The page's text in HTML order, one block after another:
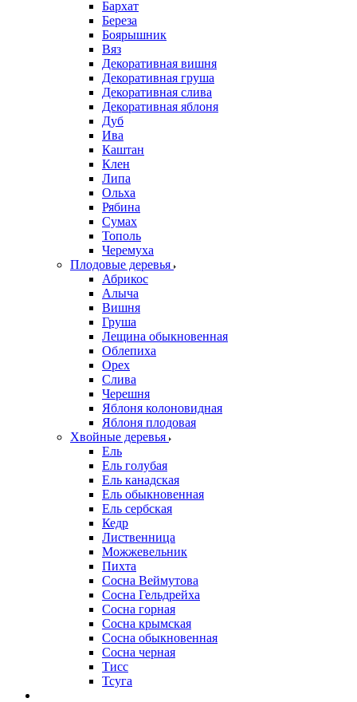
Бархат
Береза
Боярышник
Вяз
Декоративная вишня
Декоративная груша
Декоративная слива
Декоративная яблоня
Дуб
Ива
Каштан
Клен
Липа
Ольха
Рябина
Сумах
Тополь
Черемуха
Плодовые деревья
Абрикос
Алыча
Вишня
Груша
Лещина обыкновенная
Облепиха
Орех
Слива
Черешня
Яблоня колоновидная
Яблоня плодовая
Хвойные деревья
Ель
Ель голубая
Ель канадская
Ель обыкновенная
Ель сербская
Кедр
Лиственница
Можжевельник
Пихта
Сосна Веймутова
Сосна Гельдрейха
Сосна горная
Сосна крымская
Сосна обыкновенная
Сосна черная
Тисс
Тсуга